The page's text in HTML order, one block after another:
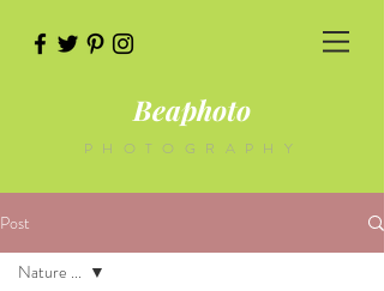
Beaphoto
PHOTOGRAPHY
Post
Nature ...